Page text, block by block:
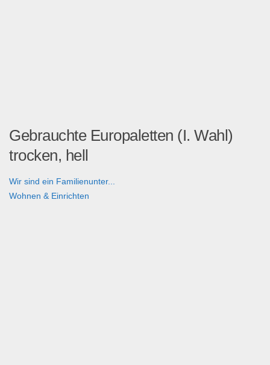
Gebrauchte Europaletten (I. Wahl)
trocken, hell
Wir sind ein Familienunter...
Wohnen & Einrichten